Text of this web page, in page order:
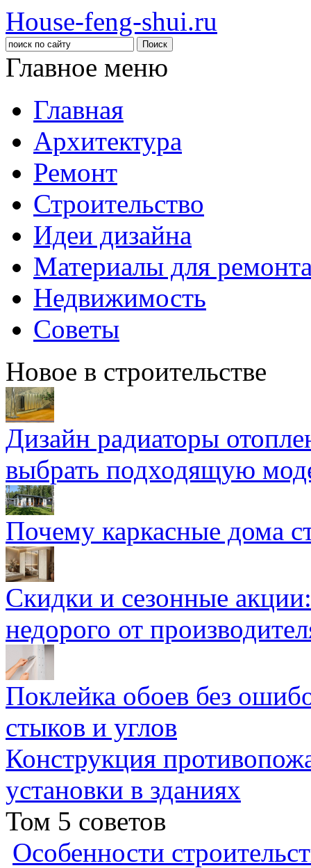
House-feng-shui.ru
Главное меню
Главная
Архитектура
Ремонт
Строительство
Идеи дизайна
Материалы для
Недвижимость
Советы
Новое в строительстве
Дизайн радиаторы
выбрать подходящую
Почему каркасные дома
Скидки и сезонные
недорого от
Поклейка обоев без
стыков и углов
Конструкция
установки в зданиях
Том 5 советов
Особенности